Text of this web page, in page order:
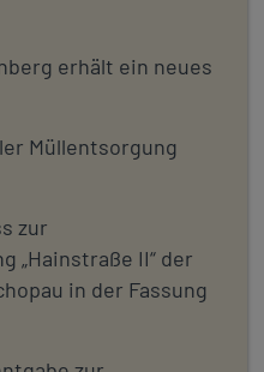
erhält ein neues
Müllentsorgung
zur
„Hainstraße II“ der
in der Fassung